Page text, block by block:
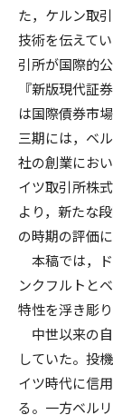
た，ケルン取
技術を伝えて
引所が国際的
『新版現代証
は国際債券市
三期には，ベ
社の創業にお
イツ取引所株
より，新たな
の時期の評価
本稿では，
ンクフルトと
特性を浮き彫
中世以来の
していた。投
イツ時代に信
る。一方ベル